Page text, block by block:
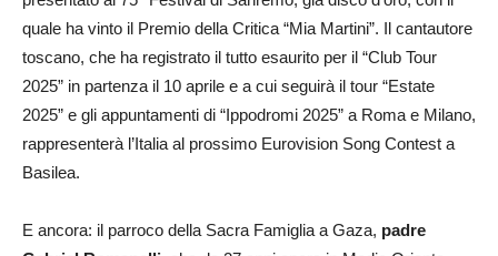
quale ha vinto il Premio della Critica “Mia Martini”. Il cantautore
toscano, che ha registrato il tutto esaurito per il “Club Tour
2025” in partenza il 10 aprile e a cui seguirà il tour “Estate
2025” e gli appuntamenti di “Ippodromi 2025” a Roma e Milano,
rappresenterà l’Italia al prossimo Eurovision Song Contest a
Basilea.
E ancora: il parroco della Sacra Famiglia a Gaza, padre